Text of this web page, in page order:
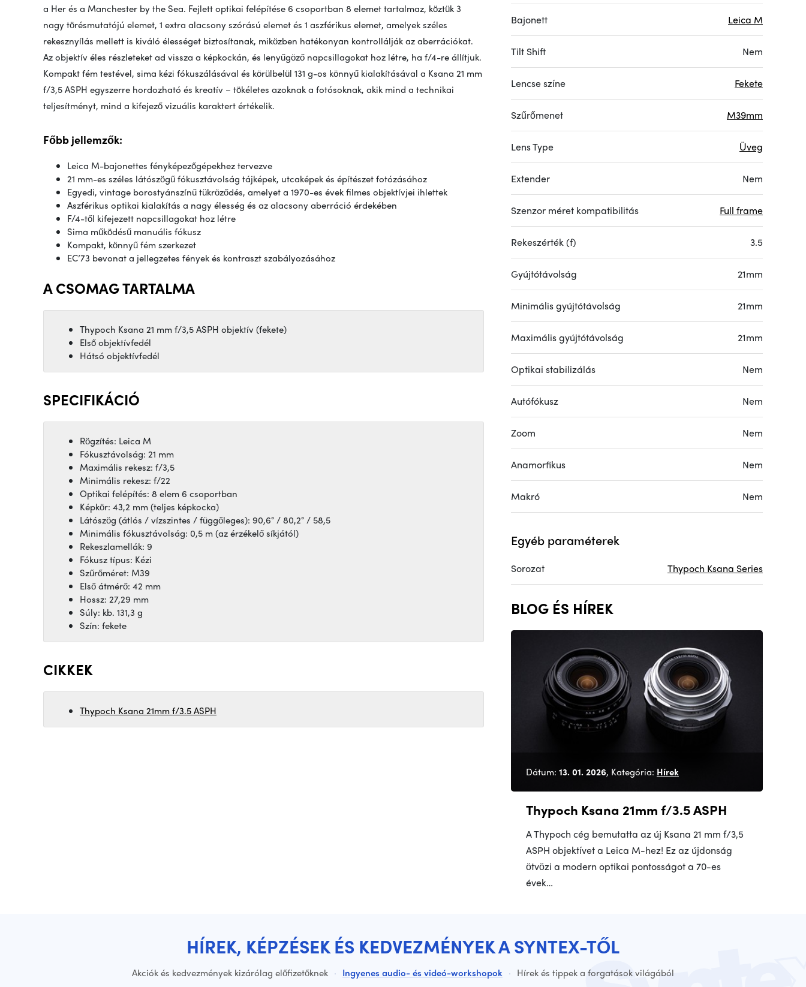
a Her és a Manchester by the Sea. Fejlett optikai felépítése 6 csoportban 8 elemet tartalmaz, köztük 3
nagy törésmutatójú elemet, 1 extra alacsony szórású elemet és 1 aszférikus elemet, amelyek széles
rekesznyílás mellett is kiváló élességet biztosítanak, miközben hatékonyan kontrollálják az aberrációkat.
Az objektív éles részleteket ad vissza a képkockán, és lenyűgöző napcsillagokat hoz létre, ha f/4-re állítjuk.
Kompakt fém testével, sima kézi fókuszálásával és körülbelül 131 g-os könnyű kialakításával a Ksana 21 mm
f/3,5 ASPH egyszerre hordozható és kreatív – tökéletes azoknak a fotósoknak, akik mind a technikai
teljesítményt, mind a kifejező vizuális karaktert értékelik.
Főbb jellemzők:
Leica M-bajonettes fényképezőgépekhez tervezve
21 mm-es széles látószögű fókusztávolság tájképek, utcaképek és építészet fotózásához
Egyedi, vintage borostyánszínű tükröződés, amelyet a 1970-es évek filmes objektívjei ihlettek
Aszférikus optikai kialakítás a nagy élesség és az alacsony aberráció érdekében
F/4-től kifejezett napcsillagokat hoz létre
Sima működésű manuális fókusz
Kompakt, könnyű fém szerkezet
EC’73 bevonat a jellegzetes fények és kontraszt szabályozásához
A CSOMAG TARTALMA
Thypoch Ksana 21 mm f/3,5 ASPH objektív (fekete)
Első objektívfedél
Hátsó objektívfedél
SPECIFIKÁCIÓ
Rögzítés: Leica M
Fókusztávolság: 21 mm
Maximális rekesz: f/3,5
Minimális rekesz: f/22
Optikai felépítés: 8 elem 6 csoportban
Képkör: 43,2 mm (teljes képkocka)
Látószög (átlós / vízszintes / függőleges): 90,6° / 80,2° / 58,5
Minimális fókusztávolság: 0,5 m (az érzékelő síkjától)
Rekeszlamellák: 9
Fókusz típus: Kézi
Szűrőméret: M39
Első átmérő: 42 mm
Hossz: 27,29 mm
Súly: kb. 131,3 g
Szín: fekete
CIKKEK
Thypoch Ksana 21mm f/3.5 ASPH
Bajonett Leica M
Tilt Shift Nem
Lencse színe Fekete
Szűrőmenet M39mm
Lens Type Üveg
Extender Nem
Szenzor méret kompatibilitás Full frame
Rekeszérték (f) 3.5
Gyújtótávolság 21mm
Minimális gyújtótávolság 21mm
Maximális gyújtótávolság 21mm
Optikai stabilizálás Nem
Autófókusz Nem
Zoom Nem
Anamorfikus Nem
Makró Nem
Egyéb paraméterek
Sorozat Thypoch Ksana Series
BLOG ÉS HÍREK
Dátum: 13. 01. 2026, Kategória: Hírek
Thypoch Ksana 21mm f/3.5 ASPH
A Thypoch cég bemutatta az új Ksana 21 mm f/3,5
ASPH objektívet a Leica M-hez! Ez az újdonság
ötvözi a modern optikai pontosságot a 70-es
évek…
HÍREK, KÉPZÉSEK ÉS KEDVEZMÉNYEK A SYNTEX-TŐL
Akciók és kedvezmények kizárólag előfizetőknek · Ingyenes audio- és videó-workshopok · Hírek és tippek a forgatások világából